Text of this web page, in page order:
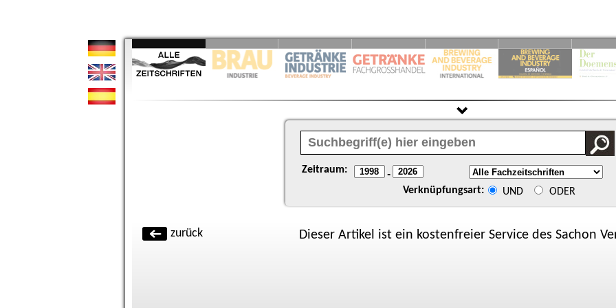
Zeitraum: -
Verknüpfungsart: UND ODER
zurück Dieser Artikel ist ein kostenfreier Service des Sachon